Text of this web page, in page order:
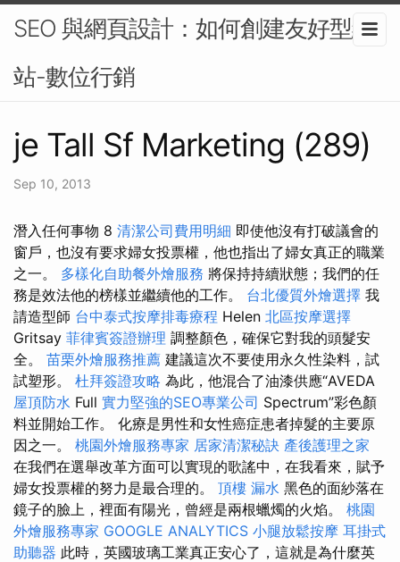
SEO 與網頁設計：如何創建友好型網
站-數位行銷
je Tall Sf Marketing (289)
Sep 10, 2013
潛入任何事物 8 清潔公司費用明細 即使他沒有打破議會的
窗戶，也沒有要求婦女投票權，他也指出了婦女真正的職業
之一。 多樣化自助餐外燴服務 將保持持續狀態；我們的任
務是效法他的榜樣並繼續他的工作。 台北優質外燴選擇 我
請造型師 台中泰式按摩排毒療程 Helen 北區按摩選擇
Gritsay 菲律賓簽證辦理 調整顏色，確保它對我的頭髮安
全。 苗栗外燴服務推薦 建議這次不要使用永久性染料，試
試塑形。 杜拜簽證攻略 為此，他混合了油漆供應“AVEDA
屋頂防水 Full 實力堅強的SEO專業公司 Spectrum”彩色顏
料並開始工作。 化療是男性和女性癌症患者掉髮的主要原
因之一。 桃園外燴服務專家 居家清潔秘訣 產後護理之家
在我們在選舉改革方面可以實現的歌謠中，在我看來，賦予
婦女投票權的努力是最合理的。 頂樓 漏水 黑色的面紗落在
鏡子的臉上，裡面有陽光，曾經是兩根蠟燭的火焰。 桃園
外燴服務專家 GOOGLE ANALYTICS 小腿放鬆按摩 耳掛式
助聽器 此時，英國玻璃工業真正安心了，這就是為什麼英